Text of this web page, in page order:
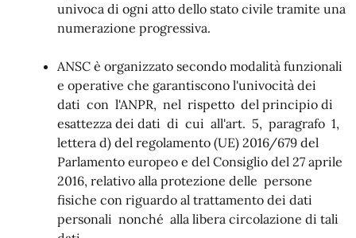
univoca di ogni atto dello stato civile tramite una
numerazione progressiva.
ANSC è organizzato secondo modalità funzionali
e operative che garantiscono l'univocità dei
dati con l'ANPR, nel rispetto del principio di
esattezza dei dati di cui all'art. 5, paragrafo 1,
lettera d) del regolamento (UE) 2016/679 del
Parlamento europeo e del Consiglio del 27 aprile
2016, relativo alla protezione delle persone
fisiche con riguardo al trattamento dei dati
personali nonché alla libera circolazione di tali